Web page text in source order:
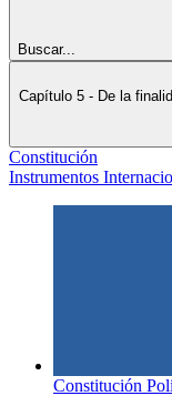
Buscar...
Capítulo 5 - De la
Constitución
Instrumentos
Constitución